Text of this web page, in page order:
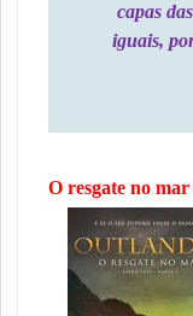
capas
iguais,
O resgate no